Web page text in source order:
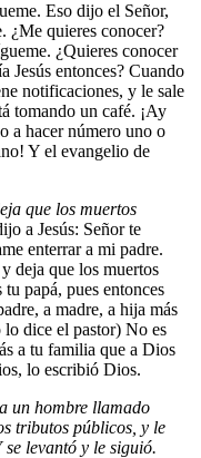
Eso dijo el Señor,
¿Me quieres conocer?
¿Quieres conocer
Jesús entonces? Cuando
notificaciones, y le sale
tomando un café. ¡Ay
a hacer número uno o
Y el evangelio de
que los muertos
a Jesús: Señor te
enterrar a mi padre.
deja que los muertos
papá, pues entonces
a madre, a hija más
dice el pastor) No es
a tu familia que a Dios
lo escribió Dios.
un hombre llamado
tributos públicos, y le
se levantó y le siguió.